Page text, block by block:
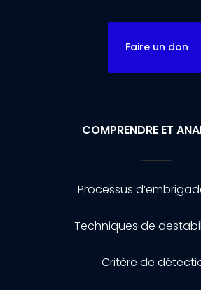
Faire un don
COMPRENDRE ET
Processus
Techniques de
Critère de